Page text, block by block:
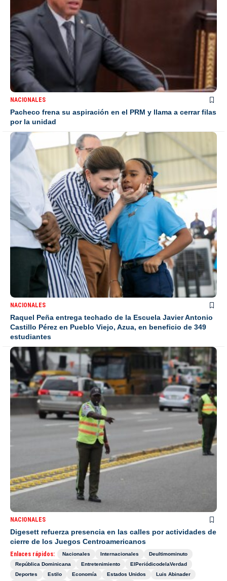
NACIONALES
Pacheco frena su aspiración en el PRM y llama a cerrar filas
por la unidad
NACIONALES
Raquel Peña entrega techado de la Escuela Javier Antonio
Castillo Pérez en Pueblo Viejo, Azua, en beneficio de 349
estudiantes
NACIONALES
Digesett refuerza presencia en las calles por actividades de
cierre de los Juegos Centroamericanos
Enlaces rápidos: Nacionales Internacionales
Deultimominuto
República Dominicana
Entretenimiento
ElPeriódicodelaVerdad
Deportes
Estilo Economía Estados Unidos
Luis Abinader